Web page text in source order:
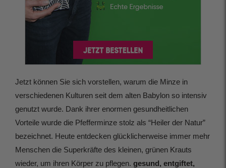
Jetzt können Sie sich vorstellen, warum die Minze in
verschiedenen Kulturen seit dem alten Babylon so intensiv
genutzt wurde. Dank ihrer enormen gesundheitlichen
Vorteile wurde die Pfefferminze stolz als “Heiler der Natur”
bezeichnet. Heute entdecken glücklicherweise immer mehr
Menschen die Superkräfte des kleinen, grünen Krauts
wieder, um ihren Körper zu pflegen. gesund, entgiftet,